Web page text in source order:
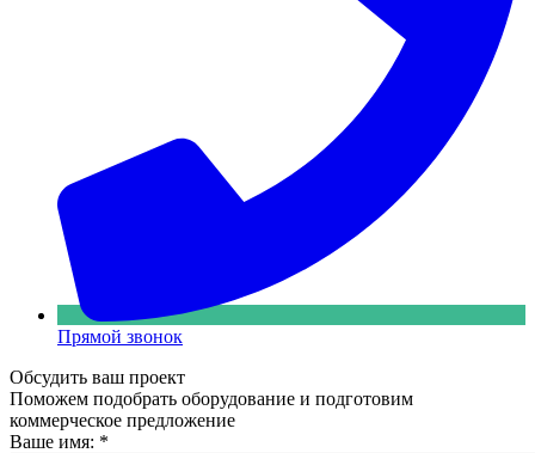
Прямой звонок
Обсудить ваш проект
Поможем подобрать оборудование и подготовим
коммерческое предложение
Ваше имя: *